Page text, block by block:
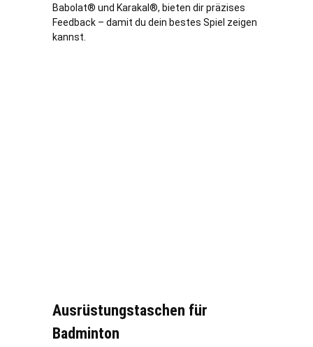
Babolat® und Karakal®, bieten dir präzises
Feedback – damit du dein bestes Spiel zeigen
kannst.
Ausrüstungstaschen für
Badminton